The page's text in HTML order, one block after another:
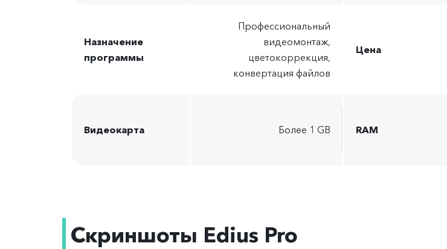
Назначение
программы
Профессиональный
видеомонтаж,
цветокоррекция,
конвертация файлов
Цена
Видеокарта Более 1 GB RAM
Скриншоты Edius Pro